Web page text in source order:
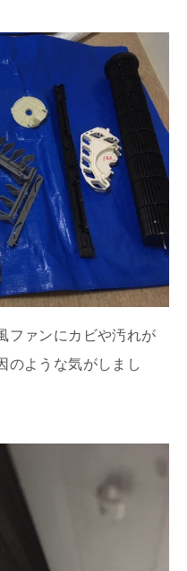
ファンにカビや汚れが
のような気がしまし